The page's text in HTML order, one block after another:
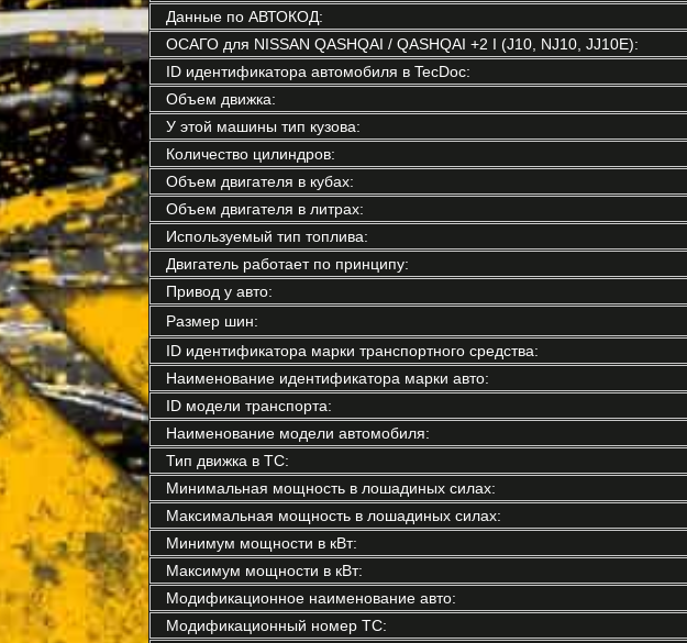
Данные по АВТОКОД:
ОСАГО для NISSAN QASHQAI / QASHQAI +2 I (J10, NJ10, JJ10E):
ID идентификатора автомобиля в TecDoc:
Объем движка:
У этой машины тип кузова:
Количество цилиндров:
Объем двигателя в кубах:
Объем двигателя в литрах:
Используемый тип топлива:
Двигатель работает по принципу:
Привод у авто:
Размер шин:
ID идентификатора марки транспортного средства:
Наименование идентификатора марки авто:
ID модели транспорта:
Наименование модели автомобиля:
Тип движка в ТС:
Минимальная мощность в лошадиных силах:
Максимальная мощность в лошадиных силах:
Минимум мощности в кВт:
Максимум мощности в кВт:
Модификационное наименование авто:
Модификационный номер ТС: